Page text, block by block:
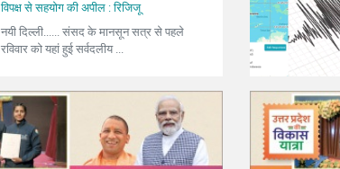
विपक्ष से सहयोग की अपील : रिजिजू
नयी दिल्ली...... संसद के मानसून सत्र से पहले
रविवार को यहां हुई सर्वदलीय ...